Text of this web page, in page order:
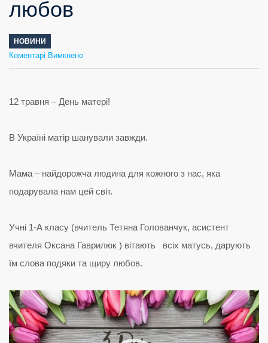
любов
НОВИНИ
Коментарі Вимкненодо
Учні
1-
вітають
всіх
матусь,
12 травня – День матері!
В Україні матір шанували завжди.
Мама – найдорожча людина для кожного з нас, яка
подарувала нам цей світ.
Учні 1-А класу (вчитель Тетяна Голованчук, асистент
вчителя Оксана Гаврилюк ) вітають всіх матусь, дарують
їм слова подяки та щиру любов.
Відеопрогравач